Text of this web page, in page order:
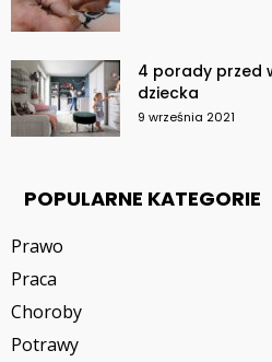
4 porady przed
dziecka
9 września 2021
POPULARNE KATEGORIE
Prawo
Praca
Choroby
Potrawy